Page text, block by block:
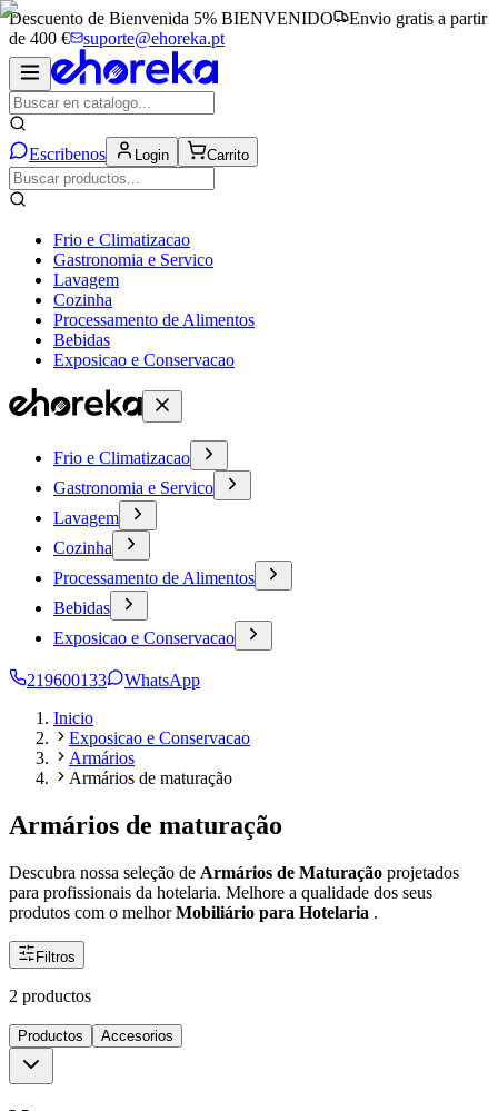
Descuento de Bienvenida 5% BIENVENIDO
Envio gratis a partir
de 400 €
suporte@ehoreka.pt
Escribenos Login Carrito
Frio e Climatizacao
Gastronomia e Servico
Lavagem
Cozinha
Processamento de Alimentos
Bebidas
Exposicao e Conservacao
Frio e Climatizacao
Gastronomia e Servico
Lavagem
Cozinha
Processamento de Alimentos
Bebidas
Exposicao e Conservacao
219600133
WhatsApp
Inicio
Exposicao e Conservacao
Armários
Armários de maturação
Armários de maturação
Descubra nossa seleção de Armários de Maturação projetados
para profissionais da hotelaria. Melhore a qualidade dos seus
produtos com o melhorMobiliário para Hotelaria .
Filtros
2 productos
Productos Accesorios